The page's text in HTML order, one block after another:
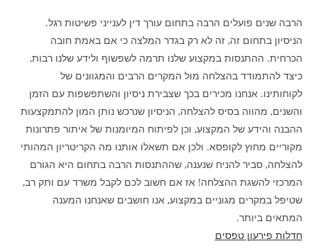
הרבה שנים פועלים הרבה בתחום עורך דין לענייני פשיטות רגל.
הניסיון בתחום זה, זה לא רק בגדר המלצה כי אם באמת חובה
הכרחית. ההתנסות במקצוע שלנו תרמה לשפשוף ולידע שלנו רבות,
כיצד להתמודד בהצלחה מול המקרים הרבים והמגוונים של
לקוחותינו. אנחנו מכירים בכך שצבירת ניסיון והשתפשפות עם הזמן
והשנים, מהווה בסיס להצלחה, הניסיון שנרכש נותן המון להתמקצעות
ההבנה והידע של המקצוע, וכן לפיתוח המיומנות של איתור פתרונות
מקוריים מחוץ לקופסא. ולכן אם תשאלו אותנו מה הקריטריון המהותי
להצלחה, סביר להניח שנענה, שההתנסות הרבה בתחום היא הגורם
המרכזי להשגת ההצלחה! אז אם חשוב לכם לקבל משרד עם ותק רב,
שטיפל במקרים מגוניים במקצוע, אנו חושבים שאנחנו המענה
המתאים ביותר.
חדלות פירעון טפסים